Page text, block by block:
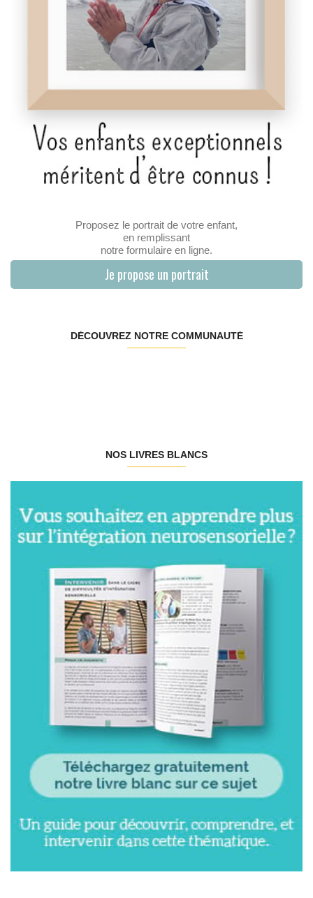
Proposez le portrait de votre enfant,
en remplissant
notre formulaire en ligne.
Je propose un portrait
DÉCOUVREZ NOTRE COMMUNAUTÉ
NOS LIVRES BLANCS